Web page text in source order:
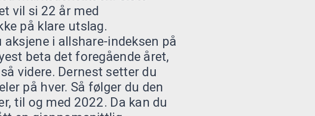
vil si 22 år med
på klare utslag.
i allshare-indeksen på
beta det foregående året,
videre. Dernest setter du
på hver. Så følger du den
til og med 2022. Da kan du